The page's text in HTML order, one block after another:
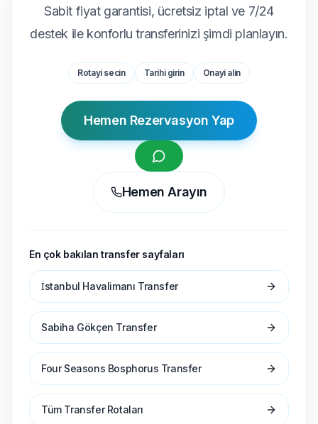
Sabit fiyat garantisi, ücretsiz iptal ve 7/24
destek ile konforlu transferinizi şimdi planlayın.
Rotayi secin Tarihi girin Onayi alin
Hemen Rezervasyon Yap
Hemen Arayın
En çok bakılan transfer sayfaları
İstanbul Havalimanı Transfer
Sabiha Gökçen Transfer
Four Seasons Bosphorus Transfer
Tüm Transfer Rotaları